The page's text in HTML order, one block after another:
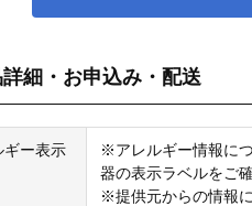
細・お申込み・配送
ギー表示
※アレルギー情報に
器の表示ラベルをご
※提供元からの情報